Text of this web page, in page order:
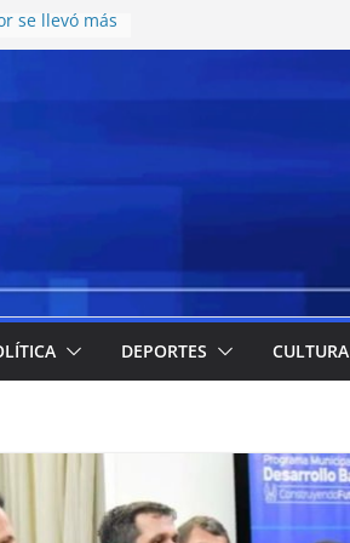
se llevó más
en el
y
en el CCISC
la llegada
cuáles
emergencia
meriendas y
DEPORTES CULTURA